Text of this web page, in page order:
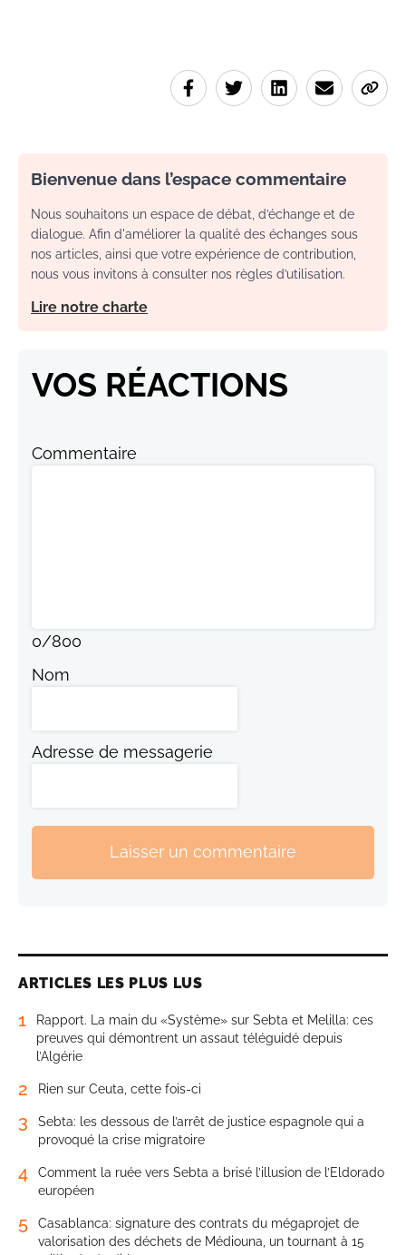
Bienvenue dans l’espace commentaire
Nous souhaitons un espace de débat, d’échange et de
dialogue. Afin d'améliorer la qualité des échanges sous
nos articles, ainsi que votre expérience de contribution,
nous vous invitons à consulter nos règles d’utilisation.
Lire notre charte
VOS RÉACTIONS
Commentaire
0/800
Nom
Adresse de messagerie
Laisser un commentaire
ARTICLES LES PLUS LUS
1
Rapport. La main du «Système» sur Sebta et Melilla: ces
preuves qui démontrent un assaut téléguidé depuis
l’Algérie
2 Rien sur Ceuta, cette fois-ci
3
Sebta: les dessous de l’arrêt de justice espagnole qui a
provoqué la crise migratoire
4
Comment la ruée vers Sebta a brisé l’illusion de l’Eldorado
européen
5
Casablanca: signature des contrats du mégaprojet de
valorisation des déchets de Médiouna, un tournant à 15